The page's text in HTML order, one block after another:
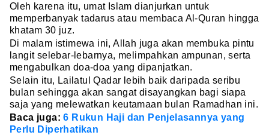
Oleh karena itu, umat Islam dianjurkan untuk
memperbanyak tadarus atau membaca Al-Quran hingga
khatam 30 juz.
Di malam istimewa ini, Allah juga akan membuka pintu
langit selebar-lebarnya, melimpahkan ampunan, serta
mengabulkan doa-doa yang dipanjatkan.
Selain itu, Lailatul Qadar lebih baik daripada seribu
bulan sehingga akan sangat disayangkan bagi siapa
saja yang melewatkan keutamaan bulan Ramadhan ini.
Baca juga:6 Rukun Haji dan Penjelasannya yang
Perlu Diperhatikan